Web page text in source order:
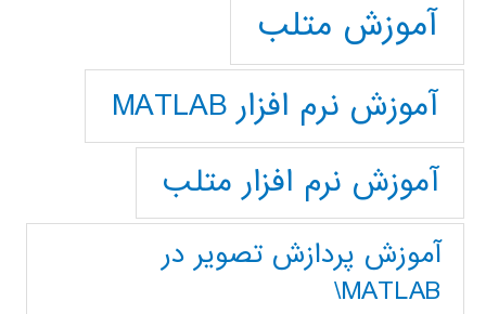
آموزش متلب
آموزش نرم افزار MATLAB
آموزش نرم افزار متلب
آموزش پردازش تصوير در
MATLAB\